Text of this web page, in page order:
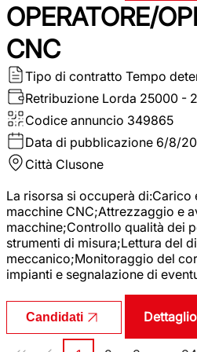
OPERATORE/
CNC
Tipo di contratto Tempo
Retribuzione Lorda 25000 -
Codice annuncio 349865
Data di pubblicazione 6/8/
Città Clusone
La risorsa si occuperà
macchine CNC;Attrezzaggio e
macchine;Controllo qualità dei
strumenti di misura;Lettura del
meccanico;Monitoraggio del
impianti e segnalazione di
Candidati